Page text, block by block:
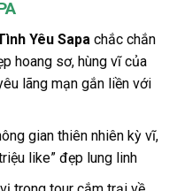
Yêu Sapa chắc chắn
hoang sơ, hùng vĩ của
lãng mạn gắn liền với
gian thiên nhiên kỳ vĩ,
like” đẹp lung linh